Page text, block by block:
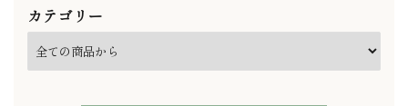
カテゴリー